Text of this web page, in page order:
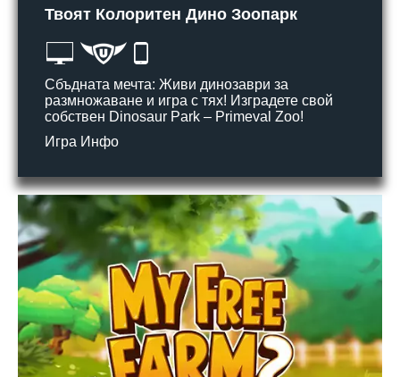
Твоят Колоритен Дино Зоопарк
Сбъдната мечта: Живи динозаври за
размножаване и игра с тях! Изградете свой
собствен Dinosaur Park – Primeval Zoo!
Игра Инфо